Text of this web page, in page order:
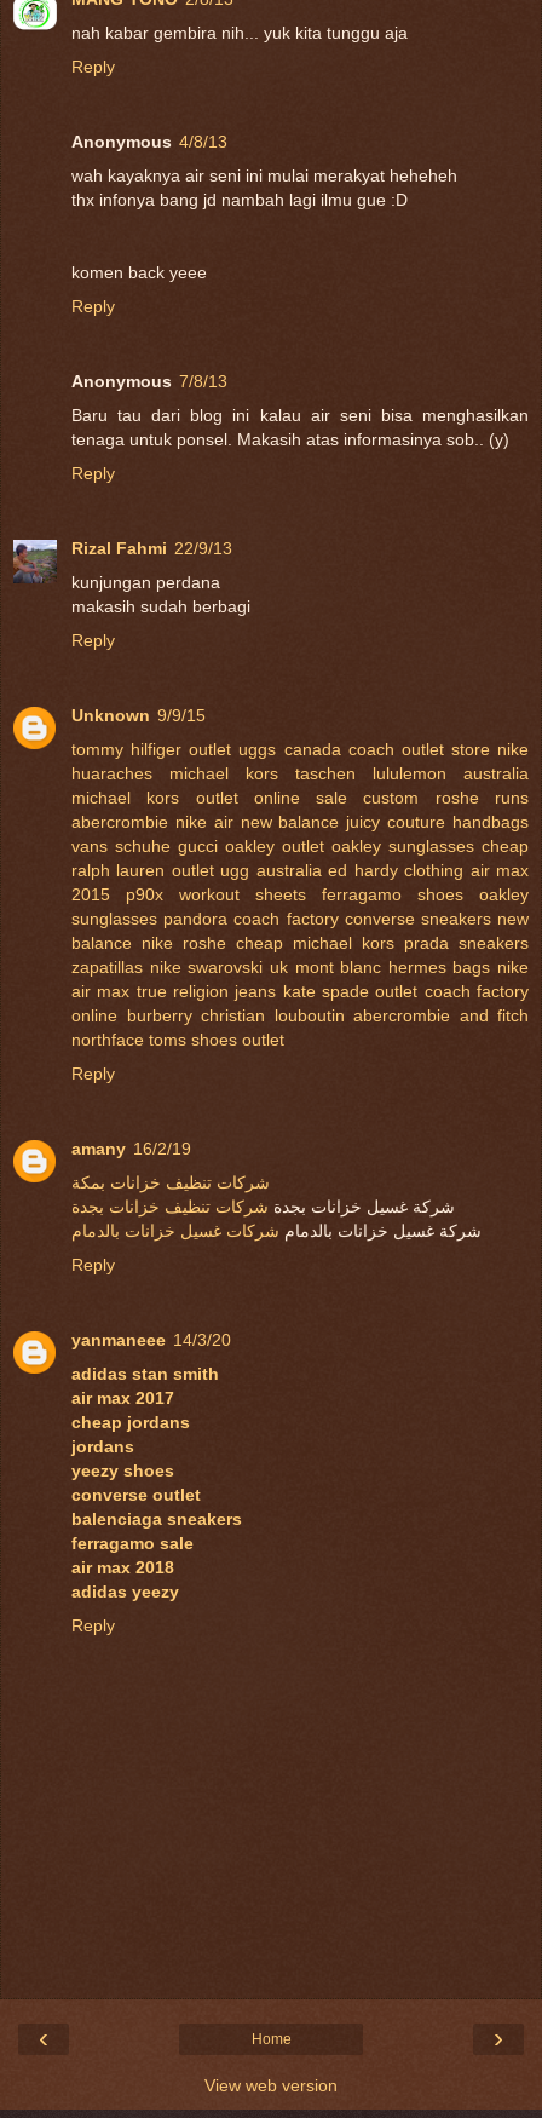
nah kabar gembira nih... yuk kita tunggu aja
Reply
Anonymous 4/8/13
wah kayaknya air seni ini mulai merakyat heheheh
thx infonya bang jd nambah lagi ilmu gue :D
komen back yeee
Reply
Anonymous 7/8/13
Baru tau dari blog ini kalau air seni bisa menghasilkan
tenaga untuk ponsel. Makasih atas informasinya sob.. (y)
Reply
Rizal Fahmi 22/9/13
kunjungan perdana
makasih sudah berbagi
Reply
Unknown 9/9/15
tommy hilfiger outlet uggs canada coach outlet store nike
huaraches
michael kors taschen
lululemon australia
michael kors outlet online sale
custom roshe runs
abercrombie nike air new balance juicy couture handbags
vans schuhe gucci oakley outlet oakley sunglasses cheap
ralph lauren outlet ugg australia ed hardy clothing air max
2015
p90x workout sheets ferragamo shoes
oakley
sunglasses pandora coach factory converse sneakers new
balance nike roshe cheap michael kors prada sneakers
zapatillas nike swarovski uk mont blanc hermes bags nike
air max true religion jeans kate spade outlet coach factory
online
burberry christian louboutin abercrombie and fitch
northface toms shoes outlet
Reply
amany 16/2/19
شركات تنظيف خزانات بمكة
شركة غسيل خزانات بجدة شركات تنظيف خزانات بجدة
شركة غسيل خزانات بالدمام شركات غسيل خزانات بالدمام
Reply
yanmaneee 14/3/20
adidas stan smith
air max 2017
cheap jordans
jordans
yeezy shoes
converse outlet
balenciaga sneakers
ferragamo sale
air max 2018
adidas yeezy
Reply
‹ ›
Home
View web version